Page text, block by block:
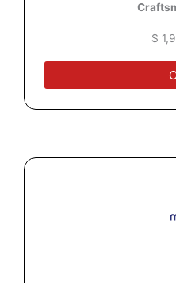
$